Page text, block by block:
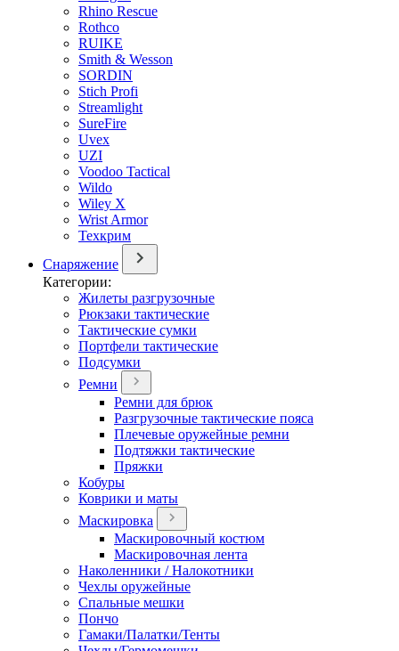
Rhino Rescue
Rothco
RUIKE
Smith & Wesson
SORDIN
Stich Profi
Streamlight
SureFire
Uvex
UZI
Voodoo Tactical
Wildo
Wiley X
Wrist Armor
Техкрим
Снаряжение
Категории:
Жилеты разгрузочные
Рюкзаки тактические
Тактические сумки
Портфели тактические
Подсумки
Ремни
Ремни для брюк
Разгрузочные тактические пояса
Плечевые оружейные ремни
Подтяжки тактические
Пряжки
Кобуры
Коврики и маты
Маскировка
Маскировочный костюм
Маскировочная лента
Наколенники / Налокотники
Чехлы оружейные
Спальные мешки
Пончо
Гамаки/Палатки/Тенты